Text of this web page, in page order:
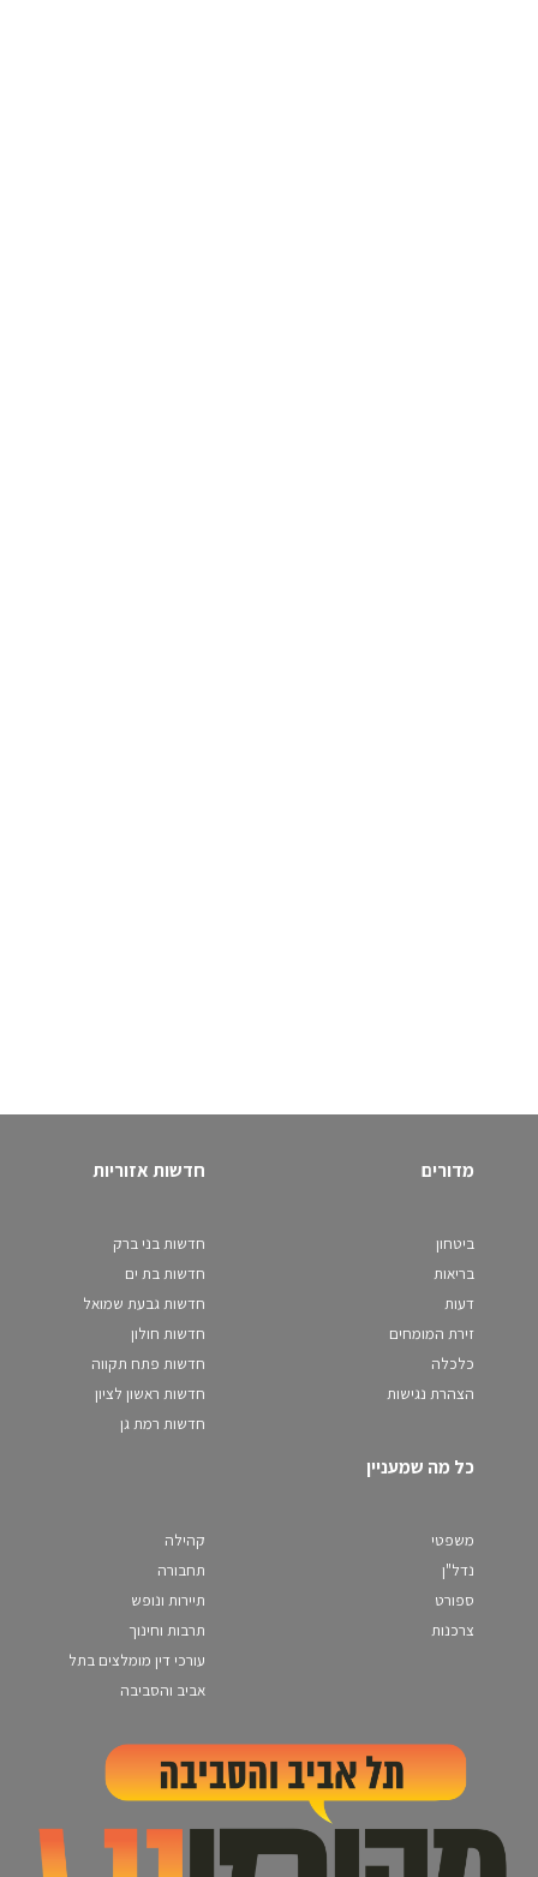
מדורים
ביטחון
בריאות
דעות
זירת המומחים
כלכלה
הצהרת נגישות
חדשות אזוריות
חדשות בני ברק
חדשות בת ים
חדשות גבעת שמואל
חדשות חולון
חדשות פתח תקווה
חדשות ראשון לציון
חדשות רמת גן
כל מה שמעניין
משפטי
נדל"ן
ספורט
צרכנות
קהילה
תחבורה
תיירות ונופש
תרבות וחינוך
עורכי דין מומלצים בתל
אביב והסביבה